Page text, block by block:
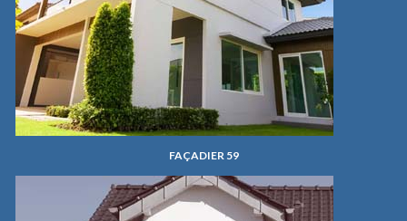
FAÇADIER 59